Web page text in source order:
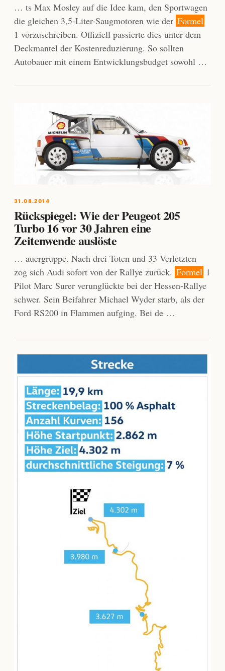
… ts Max Mosley auf die Idee kam, den Sportwagen
die gleichen 3,5-Liter-Saugmotoren wie der Formel
1 vorzuschreiben. Offiziell passierte dies unter dem
Deckmantel der Kostenreduzierung. So sollten
Autobauer mit einem Entwicklungsbudget sowohl …
31.08.2014
Rückspiegel: Wie der Peugeot 205
Turbo 16 vor 30 Jahren eine
Zeitenwende auslöste
… auergruppe. Nach drei Toten und 33 Verletzten
zog sich Audi sofort von der Rallye zurück. Formel 1
Pilot Marc Surer verunglückte bei der Hessen-Rallye
schwer. Sein Beifahrer Michael Wyder starb, als der
Ford RS200 in Flammen aufging. Bei de …